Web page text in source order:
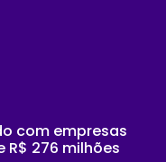
com empresas
276 milhões